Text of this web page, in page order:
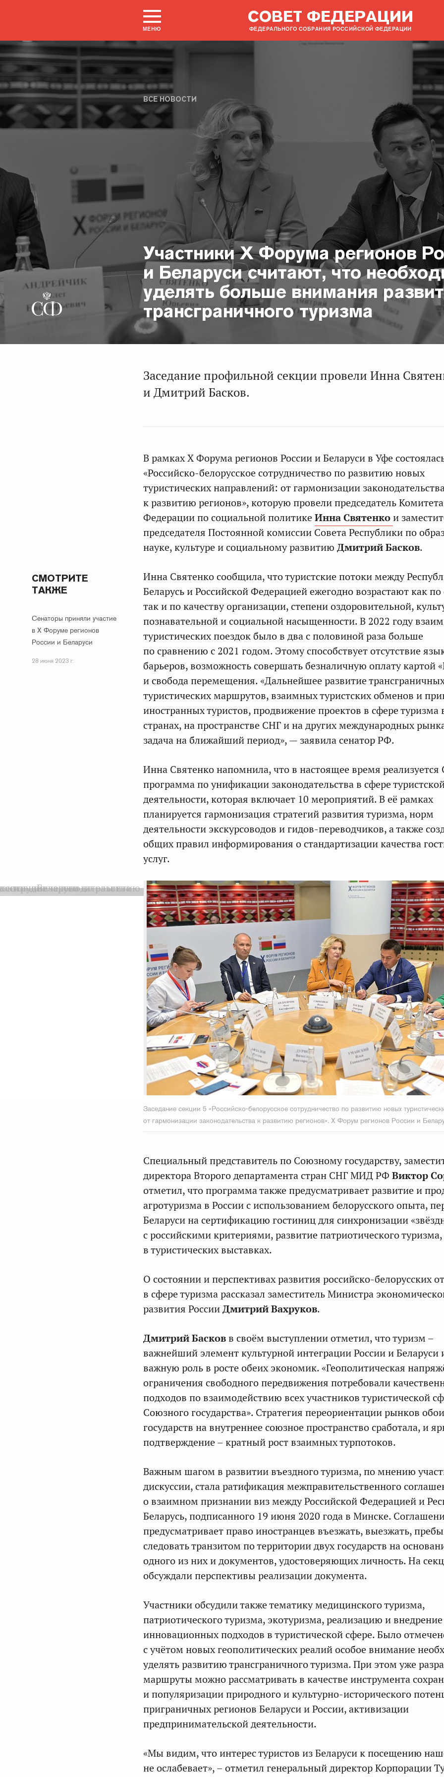
МЕНЮ
СОВЕТ ФЕДЕРАЦИИ
ФЕДЕРАЛЬНОГО СОБРАНИЯ РОССИЙСКОЙ ФЕДЕРАЦИИ
ВСЕ НОВОСТИ
Участники Х Форума регионов
и Беларуси считают, что
уделять больше внимания
трансграничного туризма
Заседание профильной секции провели Инна
и Дмитрий Басков.
В рамках Х Форума регионов России и Беларуси в Уфе
«Российско-белорусское сотрудничество по развитию новых
туристических направлений: от гармонизации
к развитию регионов», которую провели председатель
Федерации по социальной политике Инна Святенкои
председателя Постоянной комиссии Совета Республики по
науке, культуре и социальному развитию Дмитрий Басков.
СМОТРИТЕ
ТАКЖЕ
Сенаторы приняли участие
в Х Форуме регионов
России и Беларуси
28 июня 2023 г.
Инна Святенко сообщила, что туристские потоки между
Беларусь и Российской Федерацией ежегодно возрастают как
так и по качеству организации, степени оздоровительной,
познавательной и социальной насыщенности. В 2022 году
туристических поездок было в два с половиной раза больше
по сравнению с 2021 годом. Этому способствует отсутствие
барьеров, возможность совершать безналичную оплату картой
и свобода перемещения. «Дальнейшее развитие
туристических маршрутов, взаимных туристских обменов и
иностранных туристов, продвижение проектов в сфере туризма
странах, на пространстве СНГ и на других международных
задача на ближайший период», — заявила сенатор РФ.
Инна Святенко напомнила, что в настоящее время реализуется
программа по унификации законодательства в сфере
деятельности, которая включает 10 мероприятий. В её рамках
планируется гармонизация стратегий развития туризма, норм
деятельности экскурсоводов и гидов-переводчиков, а также
общих правил информирования о стандартизации качества
услуг.
Заседание секции 5 «Российско-белорусское сотрудничество по развитию новых
от гармонизации законодательства к развитию регионов». X Форум регионов России и
Специальный представитель по Союзному государству,
директора Второго департамента стран СНГ МИД РФ Виктор
отметил, что программа также предусматривает развитие и
агротуризма в России с использованием белорусского опыта,
Беларуси на сертификацию гостиниц для синхронизации
с российскими критериями, развитие патриотического туризма,
в туристических выставках.
О состоянии и перспективах развития российско-белорусских
в сфере туризма рассказал заместитель Министра
развития РоссииДмитрий Вахруков.
Дмитрий Басковв своём выступлении отметил, что туризм –
важнейший элемент культурной интеграции России и Беларуси
важную роль в росте обеих экономик. «Геополитическая
ограничения свободного передвижения потребовали
подходов по взаимодействию всех участников туристической
Союзного государства». Стратегия переориентации рынков
государств на внутреннее союзное пространство сработала, и
подтверждение – кратный рост взаимных турпотоков.
Важным шагом в развитии въездного туризма, по мнению
дискуссии, стала ратификация межправительственного
о взаимном признании виз между Российской Федерацией и
Беларусь, подписанного 19 июня 2020 года в Минске.
предусматривает право иностранцев въезжать, выезжать,
следовать транзитом по территории двух государств на
одного из них и документов, удостоверяющих личность. На
обсуждали перспективы реализации документа.
Участники обсудили также тематику медицинского туризма,
патриотического туризма, экотуризма, реализацию и внедрение
инновационных подходов в туристической сфере. Было
с учётом новых геополитических реалий особое внимание
уделять развитию трансграничного туризма. При этом уже
маршруты можно рассматривать в качестве инструмента
и популяризации природного и культурно-исторического
приграничных регионов Беларуси и России, активизации
предпринимательской деятельности.
«Мы видим, что интерес туристов из Беларуси к посещению
не ослабевает», – отметил генеральный директор Корпорации